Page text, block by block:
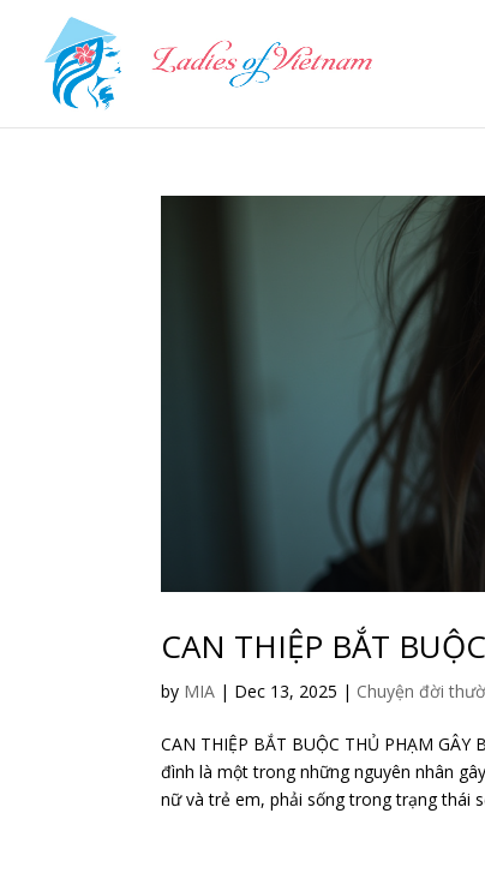
CAN THIỆP BẮT
by MIA | Dec 13, 2025 | Chuyện đời
CAN THIỆP BẮT BUỘC THỦ PHẠM
đình là một trong những nguyên nhân
nữ và trẻ em, phải sống trong trạng thái